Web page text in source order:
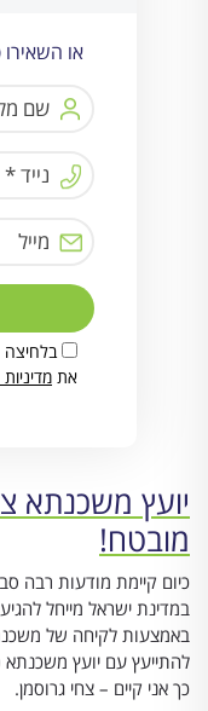
או
את
יועץ משכנתא
מובטח!
כיום קיימת מודעות רבה
במדינת ישראל מייחל
באמצעות לקיחה של
להתייעץ עם יועץ
כך אני קיים – צחי גרוסמן.